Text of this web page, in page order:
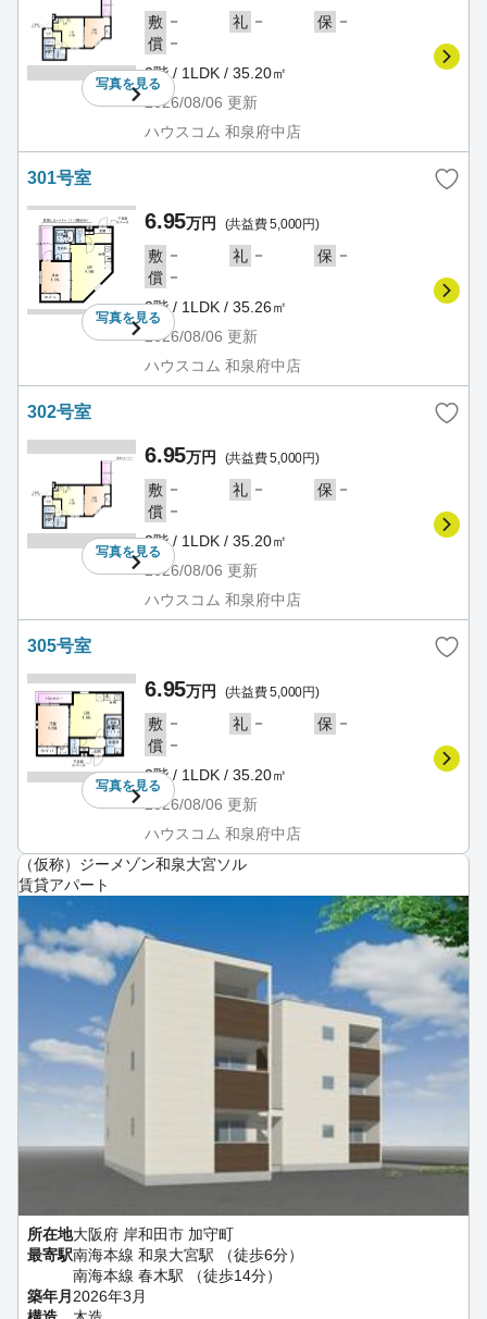
写真を見る
敷 － 礼 － 保 －
償 －
2階 / 1LDK / 35.20㎡
2026/08/06 更新
ハウスコム 和泉府中店
301号室
写真を見る
6.95万円 (共益費 5,000円)
敷 － 礼 － 保 －
償 －
3階 / 1LDK / 35.26㎡
2026/08/06 更新
ハウスコム 和泉府中店
302号室
写真を見る
6.95万円 (共益費 5,000円)
敷 － 礼 － 保 －
償 －
3階 / 1LDK / 35.20㎡
2026/08/06 更新
ハウスコム 和泉府中店
305号室
写真を見る
6.95万円 (共益費 5,000円)
敷 － 礼 － 保 －
償 －
3階 / 1LDK / 35.20㎡
2026/08/06 更新
ハウスコム 和泉府中店
（仮称）ジーメゾン和泉大宮ソル
賃貸アパート
所在地大阪府 岸和田市 加守町
最寄駅南海本線 和泉大宮駅 （徒歩6分）
南海本線 春木駅 （徒歩14分）
築年月 2026年3月